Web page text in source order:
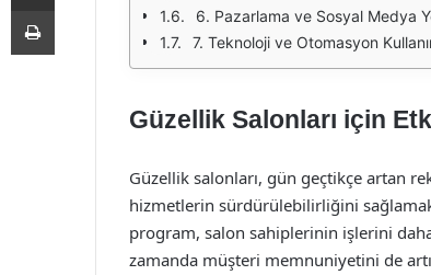
6. Pazarlama ve Sosyal Medya
7. Teknoloji ve Otomasyon
Güzellik Salonları için
Güzellik salonları, gün geçtikçe artan
hizmetlerin sürdürülebilirliğini
program, salon sahiplerinin işlerini
zamanda müşteri memnuniyetini de